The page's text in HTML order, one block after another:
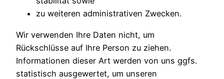
zu weiteren administrativen Zwecken.
Wir verwenden Ihre Daten nicht, um
Rückschlüsse auf Ihre Person zu ziehen.
Informationen dieser Art werden von uns ggfs.
statistisch ausgewertet, um unseren